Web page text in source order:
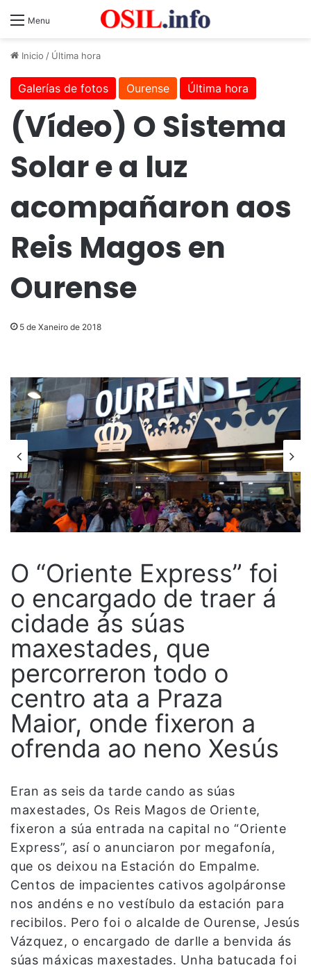
Menu
Inicio / Última hora
Galerías de fotos Ourense Última hora
(Vídeo) O Sistema
Solar e a luz
acompañaron aos
Reis Magos en
Ourense
5 de Xaneiro de 2018
O “Oriente Express” foi
o encargado de traer á
cidade ás súas
maxestades, que
percorreron todo o
centro ata a Praza
Maior, onde fixeron a
ofrenda ao neno Xesús
Eran as seis da tarde cando as súas
maxestades, Os Reis Magos de Oriente,
fixeron a súa entrada na capital no “Oriente
Express”, así o anunciaron por megafonía,
que os deixou na Estación do Empalme.
Centos de impacientes cativos agolpáronse
nos andéns e no vestíbulo da estación para
recibilos. Pero foi o alcalde de Ourense, Jesús
Vázquez, o encargado de darlle a benvida ás
súas máxicas maxestades. Unha batucada foi